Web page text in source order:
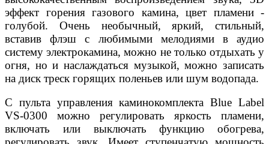
эффект горения газового камина, цвет пламени -
голубой. Очень необычный, яркий, стильный,
вставив флэш с любимыми мелодиями в аудио
систему электрокамина, можно не только отдыхать у
огня, но и наслаждаться музыкой, можно записать
на диск треск горящих поленьев или шум водопада.
С пульта управления каминокомплекта Blue Label
VS-0300 можно регулировать яркость пламени,
включать или выключать функцию обогрева,